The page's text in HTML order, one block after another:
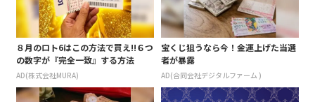
８月のロト6はこの方法で買え!!６つ
の数字が『完全一致』する方法
AD(株式会社MURA)
宝くじ狙うなら今！金運上げた当選
者が暴露
AD(合同会社デジタルファーム )